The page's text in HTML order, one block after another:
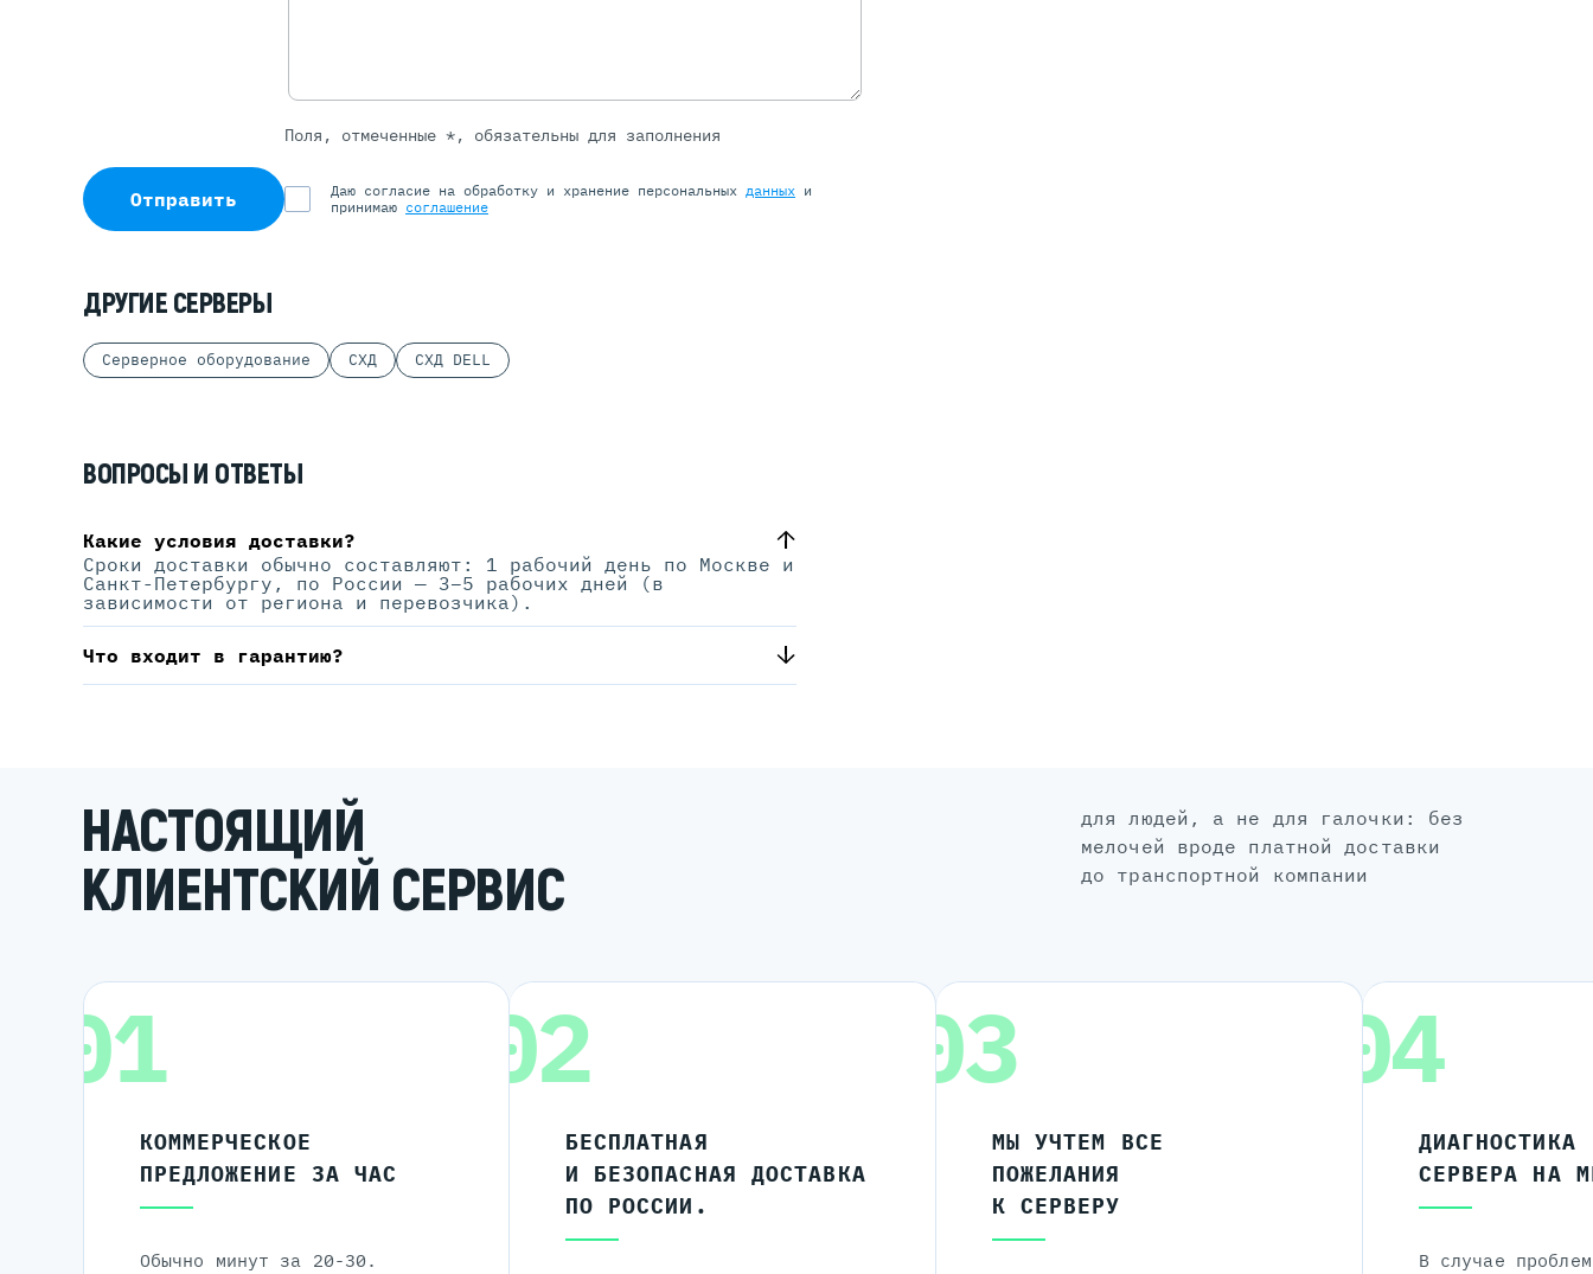
Поля, отмеченные *, обязательны для заполнения
Отправить Даю согласие на обработку и хранение персональных данных и
принимаю соглашение
ДРУГИЕ СЕРВЕРЫ
Серверное оборудование СХД СХД DELL
ВОПРОСЫ И ОТВЕТЫ
Какие условия доставки?
Сроки доставки обычно составляют: 1 рабочий день по Москве и
Санкт-Петербургу, по России — 3–5 рабочих дней (в
зависимости от региона и перевозчика).
Что входит в гарантию?
НАСТОЯЩИЙ
КЛИЕНТСКИЙ СЕРВИС
для людей, а не для галочки: без
мелочей вроде платной доставки
до транспортной компании
01
КОММЕРЧЕСКОЕ
ПРЕДЛОЖЕНИЕ ЗА ЧАС
Обычно минут за 20-30.
02
БЕСПЛАТНАЯ
И БЕЗОПАСНАЯ ДОСТАВКА
ПО РОССИИ.
03
МЫ УЧТЕМ ВСЕ
ПОЖЕЛАНИЯ
К СЕРВЕРУ
04
ДИАГНОСТИКА
СЕРВЕРА НА
В случае